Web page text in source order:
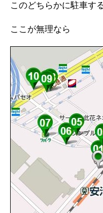
このどちらかに駐車す
ここが無理なら